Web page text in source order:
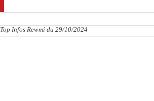
Top Infos Rewmi du 29/10/2024